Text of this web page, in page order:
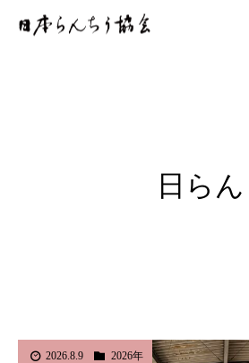
日らん
2026.8.9 2026年